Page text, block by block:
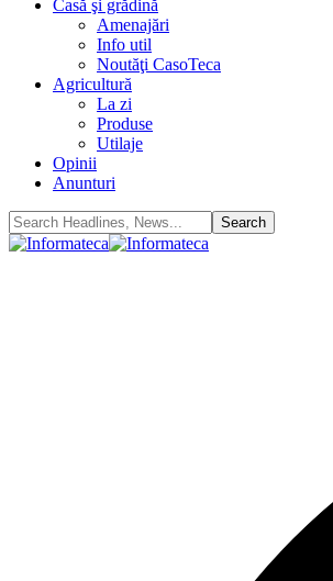
Casă şi grădină
Amenajări
Info util
Noutăţi CasoTeca
Agricultură
La zi
Produse
Utilaje
Opinii
Anunturi